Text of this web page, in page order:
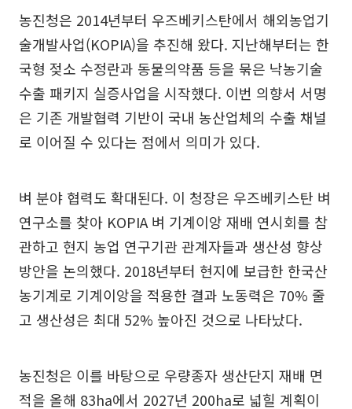
농진청은 2014년부터 우즈베키스탄에서 해외농업기
술개발사업(KOPIA)을 추진해 왔다. 지난해부터는 한
국형 젖소 수정란과 동물의약품 등을 묶은 낙농기술
수출 패키지 실증사업을 시작했다. 이번 의향서 서명
은 기존 개발협력 기반이 국내 농산업체의 수출 채널
로 이어질 수 있다는 점에서 의미가 있다.
벼 분야 협력도 확대된다. 이 청장은 우즈베키스탄 벼
연구소를 찾아 KOPIA 벼 기계이앙 재배 연시회를 참
관하고 현지 농업 연구기관 관계자들과 생산성 향상
방안을 논의했다. 2018년부터 현지에 보급한 한국산
농기계로 기계이앙을 적용한 결과 노동력은 70% 줄
고 생산성은 최대 52% 높아진 것으로 나타났다.
농진청은 이를 바탕으로 우량종자 생산단지 재배 면
적을 올해 83ha에서 2027년 200ha로 넓힐 계획이